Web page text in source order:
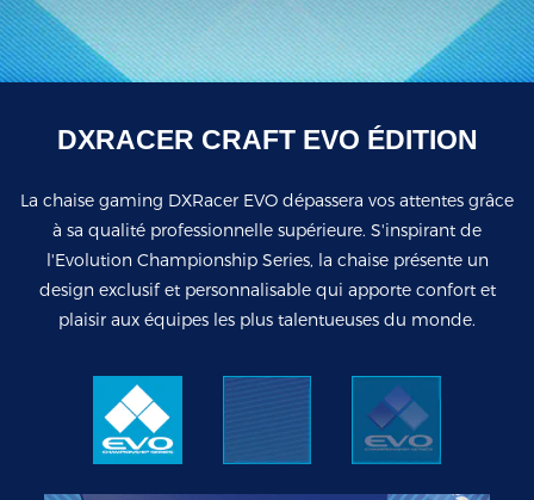
DXRACER CRAFT EVO ÉDITION
La chaise gaming DXRacer EVO dépassera vos attentes grâce
à sa qualité professionnelle supérieure. S'inspirant de
l'Evolution Championship Series, la chaise présente un
design exclusif et personnalisable qui apporte confort et
plaisir aux équipes les plus talentueuses du monde.